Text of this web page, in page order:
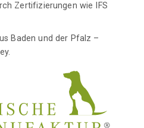
Zertifizierungen wie IFS
Baden und der Pfalz –